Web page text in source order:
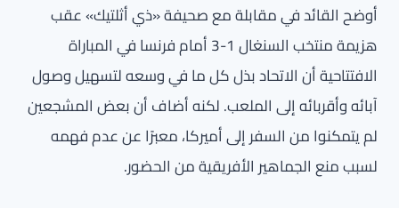
أوضح القائد في مقابلة مع صحيفة «ذي أثلتيك» عقب
هزيمة منتخب السنغال 1-3 أمام فرنسا في المباراة
الافتتاحية أن الاتحاد بذل كل ما في وسعه لتسهيل وصول
آبائه وأقربائه إلى الملعب. لكنه أضاف أن بعض المشجعين
لم يتمكنوا من السفر إلى أميركا، معبرًا عن عدم فهمه
لسبب منع الجماهير الأفريقية من الحضور.